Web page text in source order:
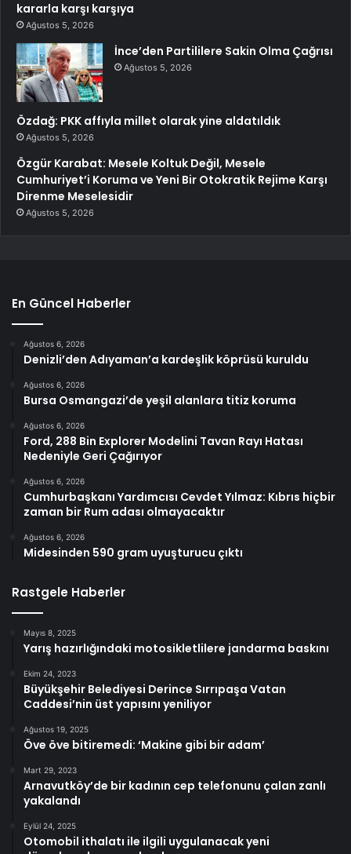
kararla karşı karşıya
Ağustos 5, 2026
İnce’den Partililere Sakin Olma Çağrısı
Ağustos 5, 2026
Özdağ: PKK affıyla millet olarak yine aldatıldık
Ağustos 5, 2026
Özgür Karabat: Mesele Koltuk Değil, Mesele
Cumhuriyet’i Koruma ve Yeni Bir Otokratik Rejime Karşı
Direnme Meselesidir
Ağustos 5, 2026
En Güncel Haberler
Ağustos 6, 2026
Denizli’den Adıyaman’a kardeşlik köprüsü kuruldu
Ağustos 6, 2026
Bursa Osmangazi’de yeşil alanlara titiz koruma
Ağustos 6, 2026
Ford, 288 Bin Explorer Modelini Tavan Rayı Hatası
Nedeniyle Geri Çağırıyor
Ağustos 6, 2026
Cumhurbaşkanı Yardımcısı Cevdet Yılmaz: Kıbrıs hiçbir
zaman bir Rum adası olmayacaktır
Ağustos 6, 2026
Midesinden 590 gram uyuşturucu çıktı
Rastgele Haberler
Mayıs 8, 2025
Yarış hazırlığındaki motosikletlilere jandarma baskını
Ekim 24, 2023
Büyükşehir Belediyesi Derince Sırrıpaşa Vatan
Caddesi’nin üst yapısını yeniliyor
Ağustos 19, 2025
Öve öve bitiremedi: ‘Makine gibi bir adam’
Mart 29, 2023
Arnavutköy’de bir kadının cep telefonunu çalan zanlı
yakalandı
Eylül 24, 2025
Otomobil ithalatı ile ilgili uygulanacak yeni